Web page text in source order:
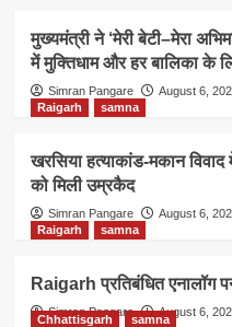
मुख्यमंत्री ने ‘मेरी बेटी–मेरा
में मुक्तिधाम और हर बालिका के
Simran Pangare
August 6,
Raigarh
samna
खरसिया हत्याकांड-मकान विवाद
को मिली उम्रकैद
Simran Pangare
August 6,
Raigarh
samna
Raigarh प्रतिबंधित एनालॉग
Simran Pangare August 6,
Chhattisgarh samna